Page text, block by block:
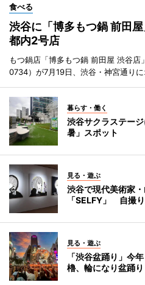
食べる
渋谷に「博多もつ鍋 前田
都内2号店
もつ鍋店「博多もつ鍋 前田屋 渋谷
0734）が7月19日、渋谷・神宮通りに
暮らす・働く
渋谷サクラステー
暑」スポット
見る・遊ぶ
渋谷で現代美術家
「SELFY」 自撮
見る・遊ぶ
「渋谷盆踊り」今
櫓、輪になり盆踊り